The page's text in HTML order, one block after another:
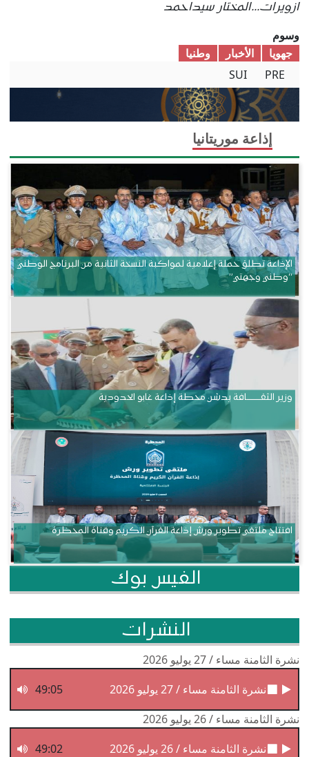
ازويرات...المختار سيداحمد
وسوم
جهويا
الأخبار
وطنیا
PRE
SUI
إذاعة موريتانيا
الإذاعة تطلق حملة إعلامية لمواكبة النسخة الثانية من البرنامج الوطني
“وطني وجهتي”
وزير الثقــــــــــافة يدشن محطة إذاعة غابو الحدودية
افتتاح ملتقى تطوير ورش إذاعة القرآن الكريم وقناة المحظرة
الفيس بوك
النشرات
نشرة الثامنة مساء / 27 يوليو 2026
نشرة الثامنة مساء / 27 يوليو 2026
49:05
نشرة الثامنة مساء / 26 يوليو 2026
نشرة الثامنة مساء / 26 يوليو 2026
49:02